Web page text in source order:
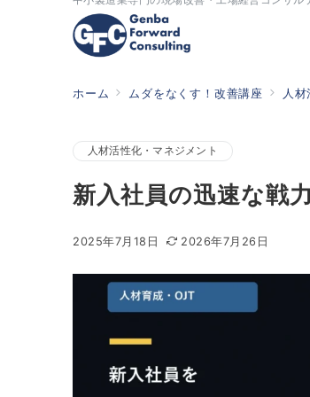
ホーム ムダをなくす！改善講座 人
人材活性化・マネジメント
新入社員の迅速な戦
2025年7月18日 2026年7月26日